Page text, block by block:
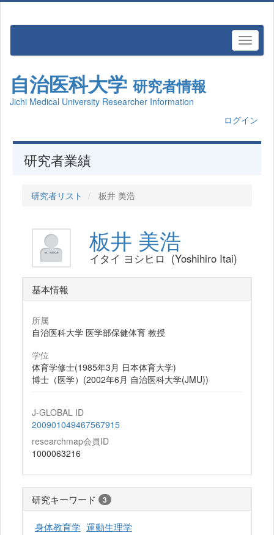
自治医科大学 研究者情報
Jichi Medical University Researcher Information
ログイン
研究者業績
研究者リスト 板井 美浩
板井 美浩
イタイ ヨシヒロ (Yoshihiro Itai)
基本情報
所属
自治医科大学 医学部保健体育 教授
学位
体育学修士(1985年3月 日本体育大学)
博士（医学）(2002年6月 自治医科大学(JMU))
J-GLOBAL ID
200901049467567915
researchmap会員ID
1000063216
研究キーワード 3
身体教育学 運動生理学